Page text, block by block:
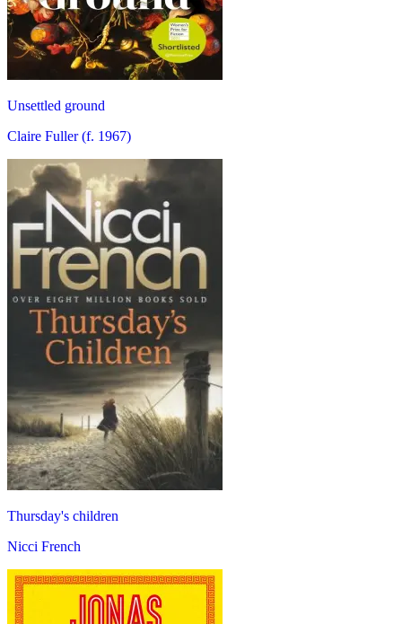
Unsettled ground
Claire Fuller (f. 1967)
Thursday's children
Nicci French